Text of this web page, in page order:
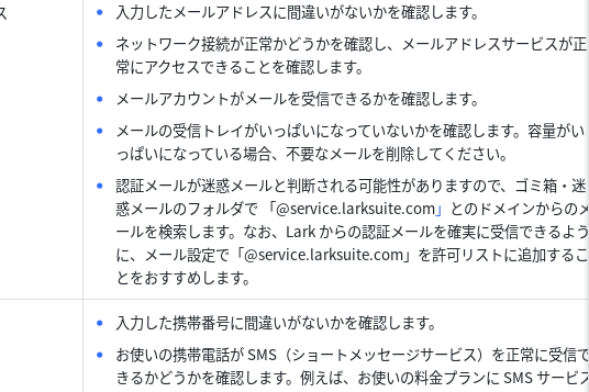
入力したメールアドレスに間違いがないかを確認します。
ネットワーク接続が正常かどうかを確認し、メールアドレスサービスが正
常にアクセスできることを確認します。
メールアカウントがメールを受信できるかを確認します。
メールの受信トレイがいっぱいになっていないかを確認します。容量がい
っぱいになっている場合、不要なメールを削除してください。
認証メールが迷惑メールと判断される可能性がありますので、ゴミ箱・迷
惑メールのフォルダで 「@service.larksuite.com」 とのドメインからのメ
ールを検索します。なお、Lark からの認証メールを確実に受信できるよう
に、メール設定で「@service.larksuite.com」を許可リストに追加するこ
とをおすすめします。
入力した携帯番号に間違いがないかを確認します。
お使いの携帯電話が SMS（ショートメッセージサービス）を正常に受信で
きるかどうかを確認します。例えば、お使いの料金プランに SMS サービス